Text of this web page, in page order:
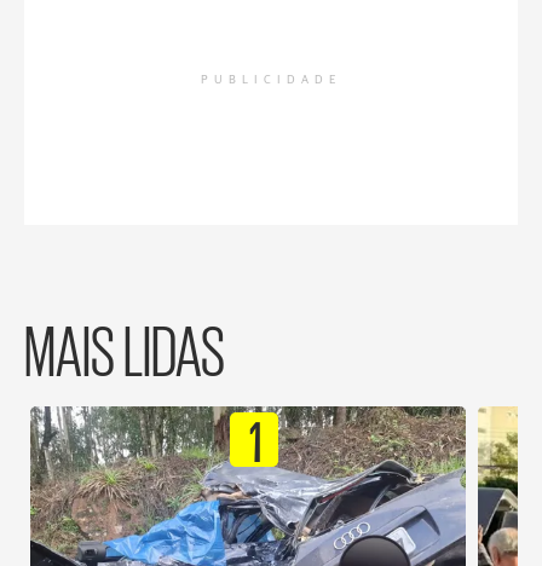
PUBLICIDADE
MAIS LIDAS
1